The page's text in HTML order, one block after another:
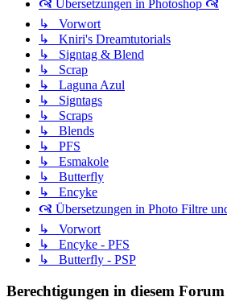
🙧 Übersetzungen in Photoshop 🙧
↳ Vorwort
↳ Kniri's Dreamtutorials
↳ Signtag & Blend
↳ Scrap
↳ Laguna Azul
↳ Signtags
↳ Scraps
↳ Blends
↳ PFS
↳ Esmakole
↳ Butterfly
↳ Encyke
🙧 Übersetzungen in Photo Filtre
↳ Vorwort
↳ Encyke - PFS
↳ Butterfly - PSP
Berechtigungen in diesem Forum